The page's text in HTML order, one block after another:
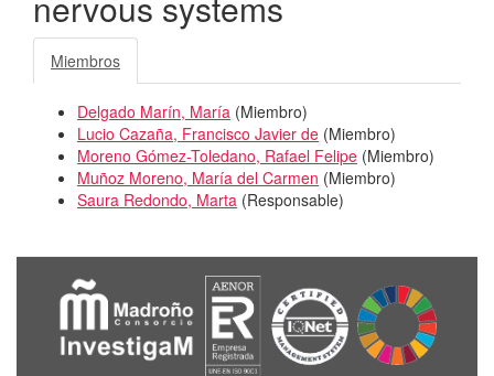
Miembros
Delgado Marín, María (Miembro)
Lucio Cazaña, Francisco Javier de (Miembro)
Moreno Gómez-Toledano, Rafael Felipe (Miembro)
Muñoz Moreno, María del Carmen (Miembro)
Saura Redondo, Marta (Responsable)